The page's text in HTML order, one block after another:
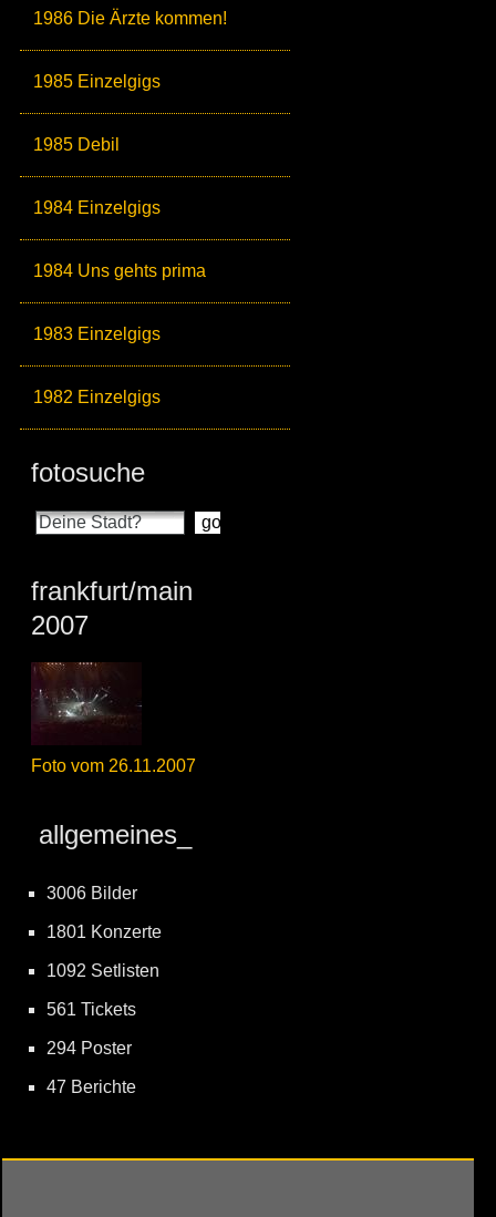
1986 Die Ärzte kommen!
1985 Einzelgigs
1985 Debil
1984 Einzelgigs
1984 Uns gehts prima
1983 Einzelgigs
1982 Einzelgigs
fotosuche
frankfurt/main
2007
Foto vom 26.11.2007
allgemeines_
3006 Bilder
1801 Konzerte
1092 Setlisten
561 Tickets
294 Poster
47 Berichte